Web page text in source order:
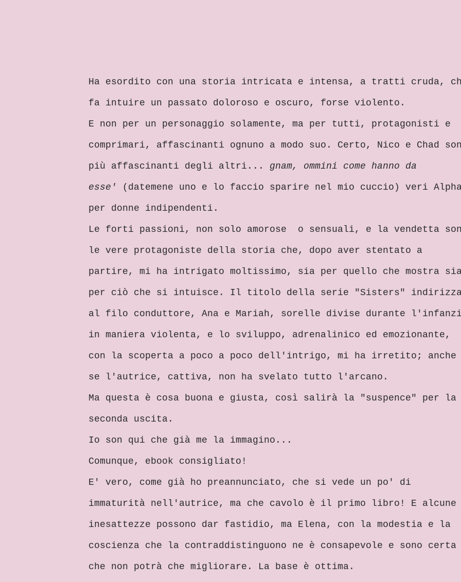
Ha esordito con una storia intricata e intensa, a tratti cruda,
fa intuire un passato doloroso e oscuro, forse violento.
E non per un personaggio solamente, ma per tutti, protagonisti e
comprimari, affascinanti ognuno a modo suo. Certo, Nico e Chad
più affascinanti degli altri... gnam, ommini come hanno da
esse' (datemene uno e lo faccio sparire nel mio cuccio) veri
per donne indipendenti.
Le forti passioni, non solo amorose o sensuali, e la vendetta
le vere protagoniste della storia che, dopo aver stentato a
partire, mi ha intrigato moltissimo, sia per quello che mostra
per ciò che si intuisce. Il titolo della serie "Sisters"
al filo conduttore, Ana e Mariah, sorelle divise durante
in maniera violenta, e lo sviluppo, adrenalinico ed emozionante,
con la scoperta a poco a poco dell'intrigo, mi ha irretito; anche
se l'autrice, cattiva, non ha svelato tutto l'arcano.
Ma questa è cosa buona e giusta, così salirà la "suspence" per la
seconda uscita.
Io son qui che già me la immagino...
Comunque, ebook consigliato!
E' vero, come già ho preannunciato, che si vede un po' di
immaturità nell'autrice, ma che cavolo è il primo libro! E alcune
inesattezze possono dar fastidio, ma Elena, con la modestia e la
coscienza che la contraddistinguono ne è consapevole e sono certa
che non potrà che migliorare. La base è ottima.